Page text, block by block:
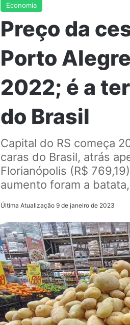
Economia
Preço da
Porto
2022; é a
do Brasil
Capital do RS começa
caras do Brasil, atrás
Florianópolis (R$
aumento foram a
Última Atualização 9 de janeiro de 2023